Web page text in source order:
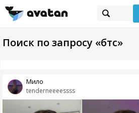
Поиск по запросу «бтс»
tenderneeeessss
Мило